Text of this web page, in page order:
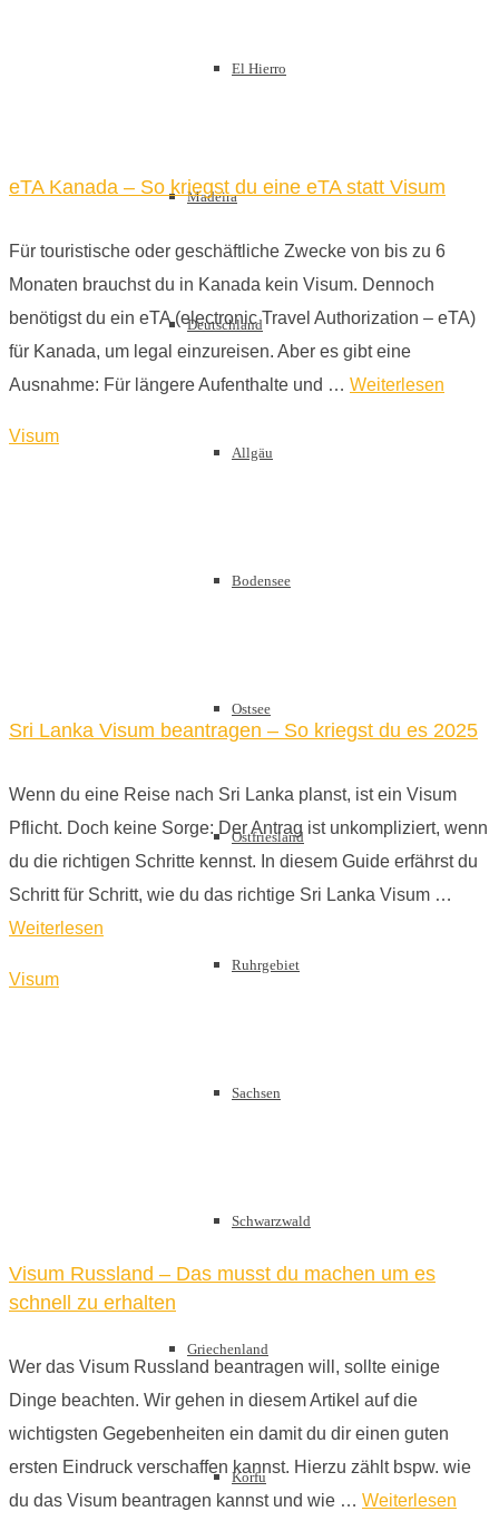
El Hierro
Madeira
Deutschland
Allgäu
Bodensee
Ostsee
Ostfriesland
Ruhrgebiet
Sachsen
Schwarzwald
Griechenland
Korfu
eTA Kanada – So kriegst du eine eTA statt Visum
Für touristische oder geschäftliche Zwecke von bis zu 6
Monaten brauchst du in Kanada kein Visum. Dennoch
benötigst du ein eTA (electronic Travel Authorization – eTA)
für Kanada, um legal einzureisen. Aber es gibt eine
Ausnahme: Für längere Aufenthalte und … Weiterlesen
Visum
Sri Lanka Visum beantragen – So kriegst du es 2025
Wenn du eine Reise nach Sri Lanka planst, ist ein Visum
Pflicht. Doch keine Sorge: Der Antrag ist unkompliziert, wenn
du die richtigen Schritte kennst. In diesem Guide erfährst du
Schritt für Schritt, wie du das richtige Sri Lanka Visum …
Weiterlesen
Visum
Visum Russland – Das musst du machen um es
schnell zu erhalten
Wer das Visum Russland beantragen will, sollte einige
Dinge beachten. Wir gehen in diesem Artikel auf die
wichtigsten Gegebenheiten ein damit du dir einen guten
ersten Eindruck verschaffen kannst. Hierzu zählt bspw. wie
du das Visum beantragen kannst und wie … Weiterlesen